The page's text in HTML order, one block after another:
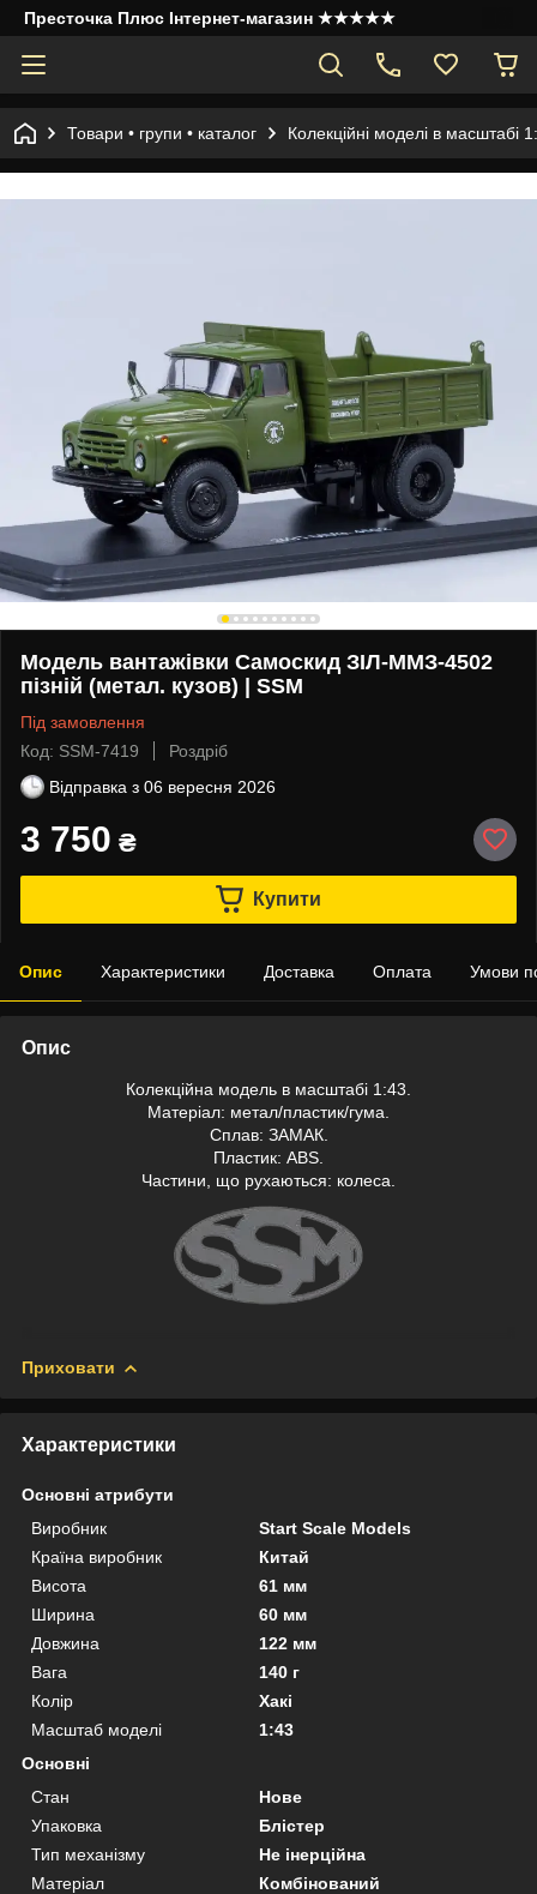
Престочка Плюс Інтернет-магазин ★★★★★
Товари • групи • каталог Колекційні моделі в масштабі
Модель вантажівки Самоскид ЗІЛ-ММЗ-4502
пізній (метал. кузов) | SSM
Під замовлення
Код: SSМ-7419
Роздріб
Відправка з 06 вересня 2026
3 750 ₴
Купити
Опис Характеристики Доставка Оплата Умови
Опис
Колекційна модель в масштабі 1:43.
Матеріал: метал/пластик/гума.
Сплав: ЗАМАК.
Пластик: АВS.
Частини, що рухаються: колеса.
Приховати
Характеристики
Основні атрибути
Виробник
Start Scale Models
Країна виробник
Китай
Висота
61 мм
Ширина
60 мм
Довжина
122 мм
Вага
140 г
Колір
Хакі
Масштаб моделі
1:43
Основні
Стан
Нове
Упаковка
Блістер
Тип механізму
Не інерційна
Матеріал
Комбінований